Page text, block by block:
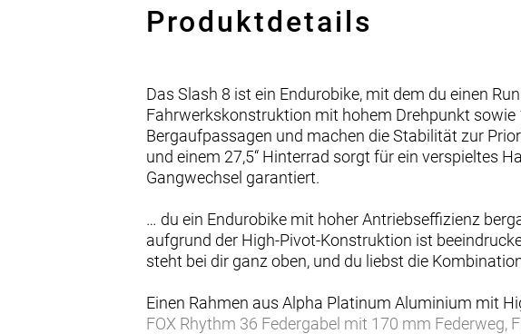
Produktdetails
Das Slash 8 ist ein Endurobike, mit dem du einen
Fahrwerkskonstruktion mit hohem Drehpunkt
Bergaufpassagen und machen die Stabilität zur
und einem 27,5“ Hinterrad sorgt für ein verspieltes
Gangwechsel garantiert.
… du ein Endurobike mit hoher Antriebseffizienz
aufgrund der High-Pivot-Konstruktion ist
steht bei dir ganz oben, und du liebst die
Einen Rahmen aus Alpha Platinum Aluminium mit
FOX Rhythm 36 Federgabel mit 170 mm Federweg,